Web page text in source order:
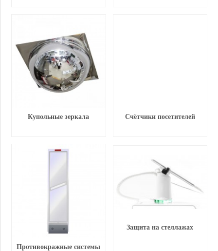
Купольные зеркала Счётчики посетителей
Противокражные системы
Защита на стеллажах